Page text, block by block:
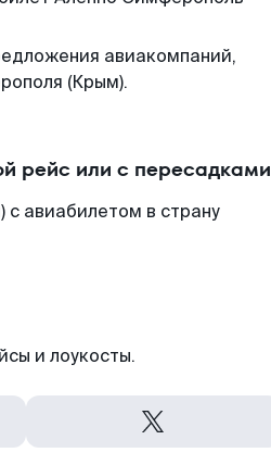
авиакомпаний,
(Крым).
рейс или с пересадками
авиабилетом в страну
и лоукосты.